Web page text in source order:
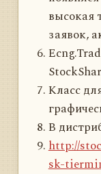
высокая
заявок,
Класс
В
http://
sk-